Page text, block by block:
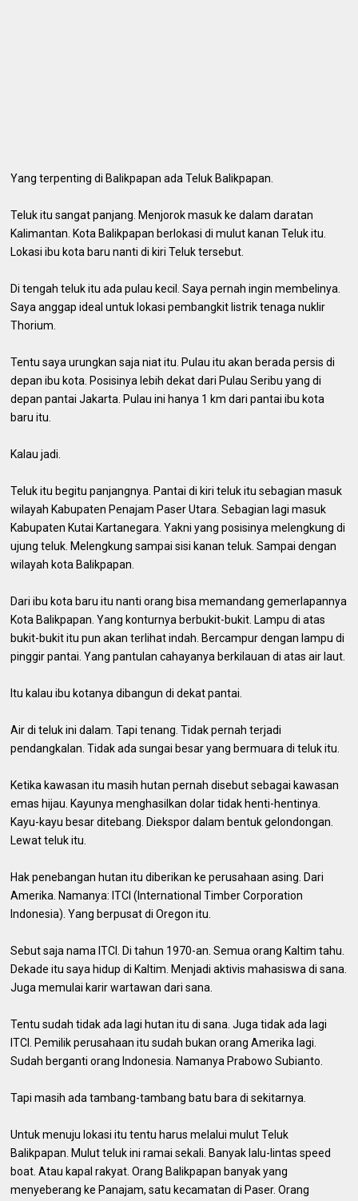
Yang terpenting di Balikpapan ada Teluk Balikpapan.
Teluk itu sangat panjang. Menjorok masuk ke dalam daratan
Kalimantan. Kota Balikpapan berlokasi di mulut kanan Teluk itu.
Lokasi ibu kota baru nanti di kiri Teluk tersebut.
Di tengah teluk itu ada pulau kecil. Saya pernah ingin membelinya.
Saya anggap ideal untuk lokasi pembangkit listrik tenaga nuklir
Thorium.
Tentu saya urungkan saja niat itu. Pulau itu akan berada persis di
depan ibu kota. Posisinya lebih dekat dari Pulau Seribu yang di
depan pantai Jakarta. Pulau ini hanya 1 km dari pantai ibu kota
baru itu.
Kalau jadi.
Teluk itu begitu panjangnya. Pantai di kiri teluk itu sebagian masuk
wilayah Kabupaten Penajam Paser Utara. Sebagian lagi masuk
Kabupaten Kutai Kartanegara. Yakni yang posisinya melengkung di
ujung teluk. Melengkung sampai sisi kanan teluk. Sampai dengan
wilayah kota Balikpapan.
Dari ibu kota baru itu nanti orang bisa memandang gemerlapannya
Kota Balikpapan. Yang konturnya berbukit-bukit. Lampu di atas
bukit-bukit itu pun akan terlihat indah. Bercampur dengan lampu di
pinggir pantai. Yang pantulan cahayanya berkilauan di atas air laut.
Itu kalau ibu kotanya dibangun di dekat pantai.
Air di teluk ini dalam. Tapi tenang. Tidak pernah terjadi
pendangkalan. Tidak ada sungai besar yang bermuara di teluk itu.
Ketika kawasan itu masih hutan pernah disebut sebagai kawasan
emas hijau. Kayunya menghasilkan dolar tidak henti-hentinya.
Kayu-kayu besar ditebang. Diekspor dalam bentuk gelondongan.
Lewat teluk itu.
Hak penebangan hutan itu diberikan ke perusahaan asing. Dari
Amerika. Namanya: ITCI (International Timber Corporation
Indonesia). Yang berpusat di Oregon itu.
Sebut saja nama ITCI. Di tahun 1970-an. Semua orang Kaltim tahu.
Dekade itu saya hidup di Kaltim. Menjadi aktivis mahasiswa di sana.
Juga memulai karir wartawan dari sana.
Tentu sudah tidak ada lagi hutan itu di sana. Juga tidak ada lagi
ITCI. Pemilik perusahaan itu sudah bukan orang Amerika lagi.
Sudah berganti orang Indonesia. Namanya Prabowo Subianto.
Tapi masih ada tambang-tambang batu bara di sekitarnya.
Untuk menuju lokasi itu tentu harus melalui mulut Teluk
Balikpapan. Mulut teluk ini ramai sekali. Banyak lalu-lintas speed
boat. Atau kapal rakyat. Orang Balikpapan banyak yang
menyeberang ke Panajam, satu kecamatan di Paser. Orang